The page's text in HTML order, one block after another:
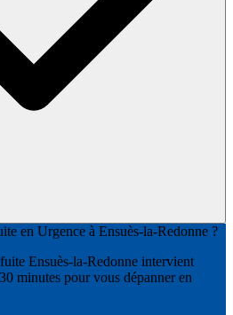
en Urgence à Ensuès-la-Redonne ?
Ensuès-la-Redonne intervient
minutes pour vous dépanner en